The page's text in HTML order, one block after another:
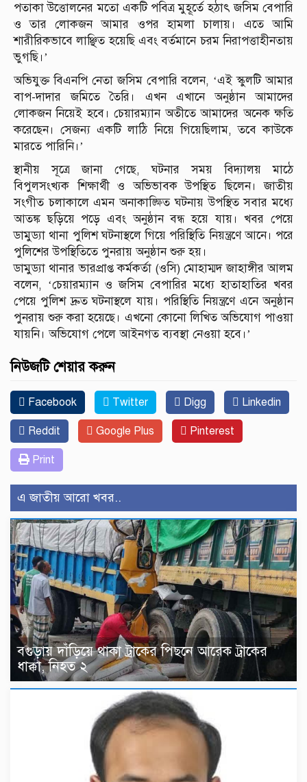
পতাকা উত্তোলনের মতো একটি পবিত্র মুহূর্তে হঠাৎ জসিম বেপারি
ও তার লোকজন আমার ওপর হামলা চালায়। এতে আমি
শারীরিকভাবে লাঞ্ছিত হয়েছি এবং বর্তমানে চরম নিরাপত্তাহীনতায়
ভুগছি।’
অভিযুক্ত বিএনপি নেতা জসিম বেপারি বলেন, ‘এই স্কুলটি আমার
বাপ-দাদার জমিতে তৈরি। এখন এখানে অনুষ্ঠান আমাদের
লোকজন নিয়েই হবে। চেয়ারম্যান অতীতে আমাদের অনেক ক্ষতি
করেছেন। সেজন্য একটি লাঠি নিয়ে গিয়েছিলাম, তবে কাউকে
মারতে পারিনি।’
স্থানীয় সূত্রে জানা গেছে, ঘটনার সময় বিদ্যালয় মাঠে
বিপুলসংখ্যক শিক্ষার্থী ও অভিভাবক উপস্থিত ছিলেন। জাতীয়
সংগীত চলাকালে এমন অনাকাঙ্ক্ষিত ঘটনায় উপস্থিত সবার মধ্যে
আতঙ্ক ছড়িয়ে পড়ে এবং অনুষ্ঠান বন্ধ হয়ে যায়। খবর পেয়ে
ডামুড্যা থানা পুলিশ ঘটনাস্থলে গিয়ে পরিস্থিতি নিয়ন্ত্রণে আনে। পরে
পুলিশের উপস্থিতিতে পুনরায় অনুষ্ঠান শুরু হয়।
ডামুড্যা থানার ভারপ্রাপ্ত কর্মকর্তা (ওসি) মোহাম্মদ জাহাঙ্গীর আলম
বলেন, ‘চেয়ারম্যান ও জসিম বেপারির মধ্যে হাতাহাতির খবর
পেয়ে পুলিশ দ্রুত ঘটনাস্থলে যায়। পরিস্থিতি নিয়ন্ত্রণে এনে অনুষ্ঠান
পুনরায় শুরু করা হয়েছে। এখনো কোনো লিখিত অভিযোগ পাওয়া
যায়নি। অভিযোগ পেলে আইনগত ব্যবস্থা নেওয়া হবে।’
নিউজটি শেয়ার করুন
Facebook Twitter Digg Linkedin
Reddit Google Plus Pinterest
Print
এ জাতীয় আরো খবর..
বগুড়ায় দাঁড়িয়ে থাকা ট্রাকের পিছনে আরেক ট্রাকের
ধাক্কা, নিহত ২